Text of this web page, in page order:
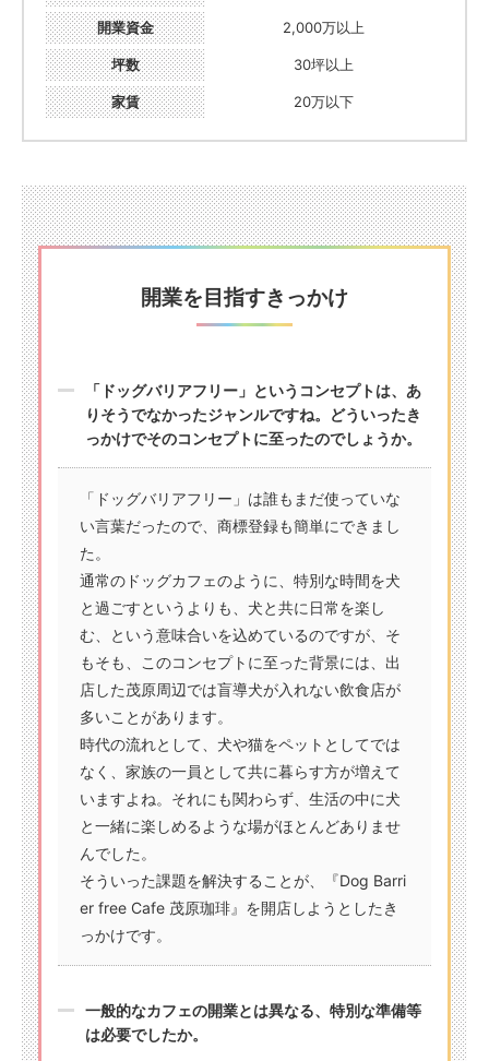
開業資金 2,000万以上
坪数 30坪以上
家賃 20万以下
開業を目指すきっかけ
「ドッグバリアフリー」というコンセプトは、あ
りそうでなかったジャンルですね。どういったき
っかけでそのコンセプトに至ったのでしょうか。
「ドッグバリアフリー」は誰もまだ使っていな
い言葉だったので、商標登録も簡単にできまし
た。
通常のドッグカフェのように、特別な時間を犬
と過ごすというよりも、犬と共に日常を楽し
む、という意味合いを込めているのですが、そ
もそも、このコンセプトに至った背景には、出
店した茂原周辺では盲導犬が入れない飲食店が
多いことがあります。
時代の流れとして、犬や猫をペットとしてでは
なく、家族の一員として共に暮らす方が増えて
いますよね。それにも関わらず、生活の中に犬
と一緒に楽しめるような場がほとんどありませ
んでした。
そういった課題を解決することが、『Dog Barri
er free Cafe 茂原珈琲』を開店しようとしたき
っかけです。
一般的なカフェの開業とは異なる、特別な準備等
は必要でしたか。